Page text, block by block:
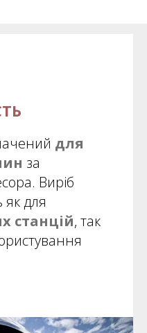
для
за
Виріб
як для
станцій, так